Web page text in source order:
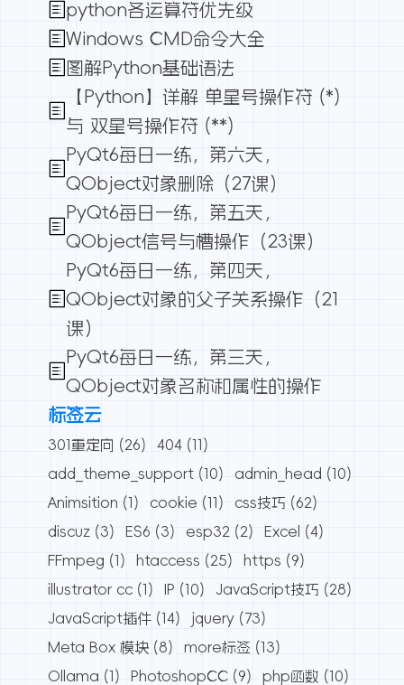
python各运算符优先级
Windows CMD命令大全
图解Python基础语法
【Python】详解 单星号操作符 (*)
与 双星号操作符 (**)
PyQt6每日一练，第六天，
QObject对象删除（27课）
PyQt6每日一练，第五天，
QObject信号与槽操作（23课）
PyQt6每日一练，第四天，
QObject对象的父子关系操作（21
课）
PyQt6每日一练，第三天，
QObject对象名称和属性的操作
标签云
301重定向 (26) 404 (11)
add_theme_support (10) admin_head (10)
Animsition (1) cookie (11) css技巧 (62)
discuz (3) ES6 (3) esp32 (2) Excel
(4)
FFmpeg (1) htaccess (25) https (9)
illustrator cc (1) IP (10) JavaScript技巧 (28)
JavaScript插件 (14) jquery (73)
Meta Box 模块 (8) more标签 (13)
Ollama (1) PhotoshopCC (9) php函数 (10)